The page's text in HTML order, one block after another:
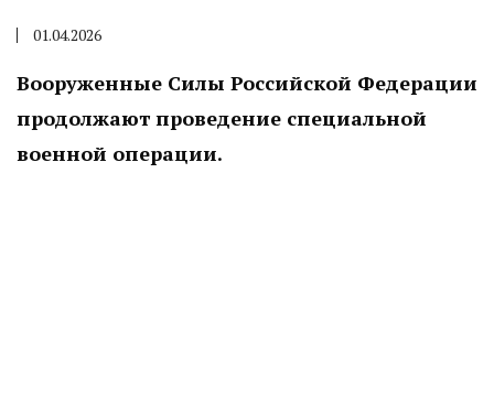
01.04.2026
Вооруженные Силы Российской Федерации
продолжают проведение специальной
военной операции.